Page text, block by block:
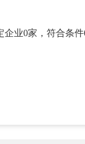
企业0家，符合条